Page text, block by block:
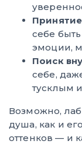
себе
эмоции,
Поиск
себе,
тусклым
Возможно,
душа, как и
оттенков — и